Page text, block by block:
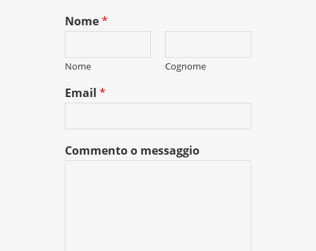
Nome*
Nome Cognome
Email*
Commento o messaggio